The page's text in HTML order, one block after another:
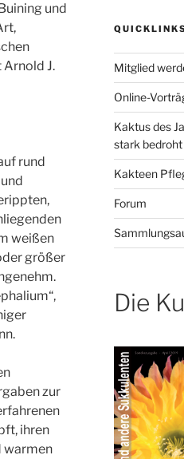
und
J.
rund
weißen
größer
zur
ihren
warmen
Mitglied
Online-
Kaktus des
stark
Kakteen
Forum
Die